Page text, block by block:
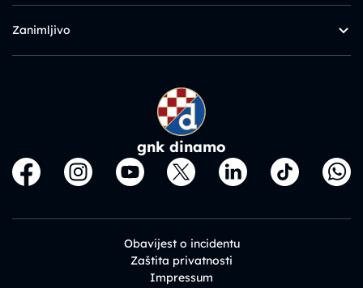
Zanimljivo
gnk dinamo
Obavijest o incidentu
Zaštita privatnosti
Impressum